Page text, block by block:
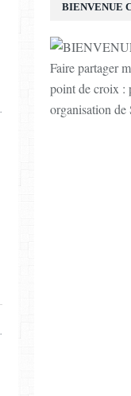
BIENVENUE
Faire partager
point de croix :
organisation